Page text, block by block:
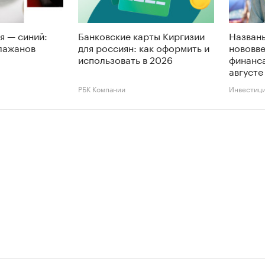
— синий:
Банковские карты Киргизии
для россиян: как оформить и
использовать в 2026
РБК Компании
августе